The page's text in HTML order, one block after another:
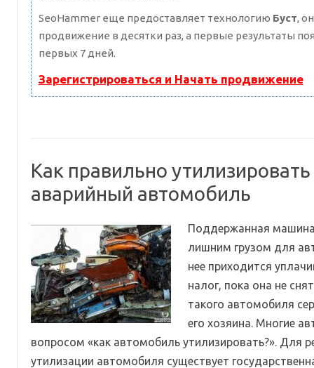
SeoHammer еще предоставляет технологию Буст,
продвижение в десятки раз, а первые результаты
первых 7 дней.
Зарегистрироваться и Начать продвижение
Как правильно
аварийный автомобиль
Поддержанная машина
лишним грузом для
нее приходится
налог, пока она не
такого автомобиля
его хозяина. Многие
вопросом «как автомобиль утилизировать?». Для
утилизации автомобиля существует